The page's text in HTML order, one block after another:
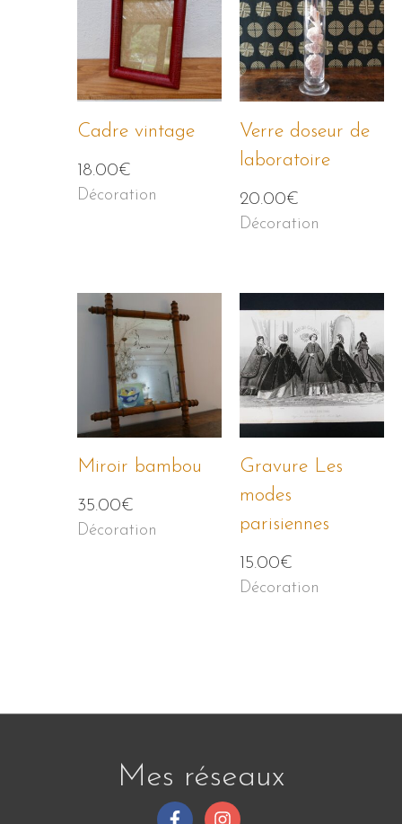
Cadre vintage
18.00€
Décoration
Verre doseur de
laboratoire
20.00€
Décoration
Miroir bambou
35.00€
Décoration
Gravure Les
modes
parisiennes
15.00€
Décoration
Mes réseaux